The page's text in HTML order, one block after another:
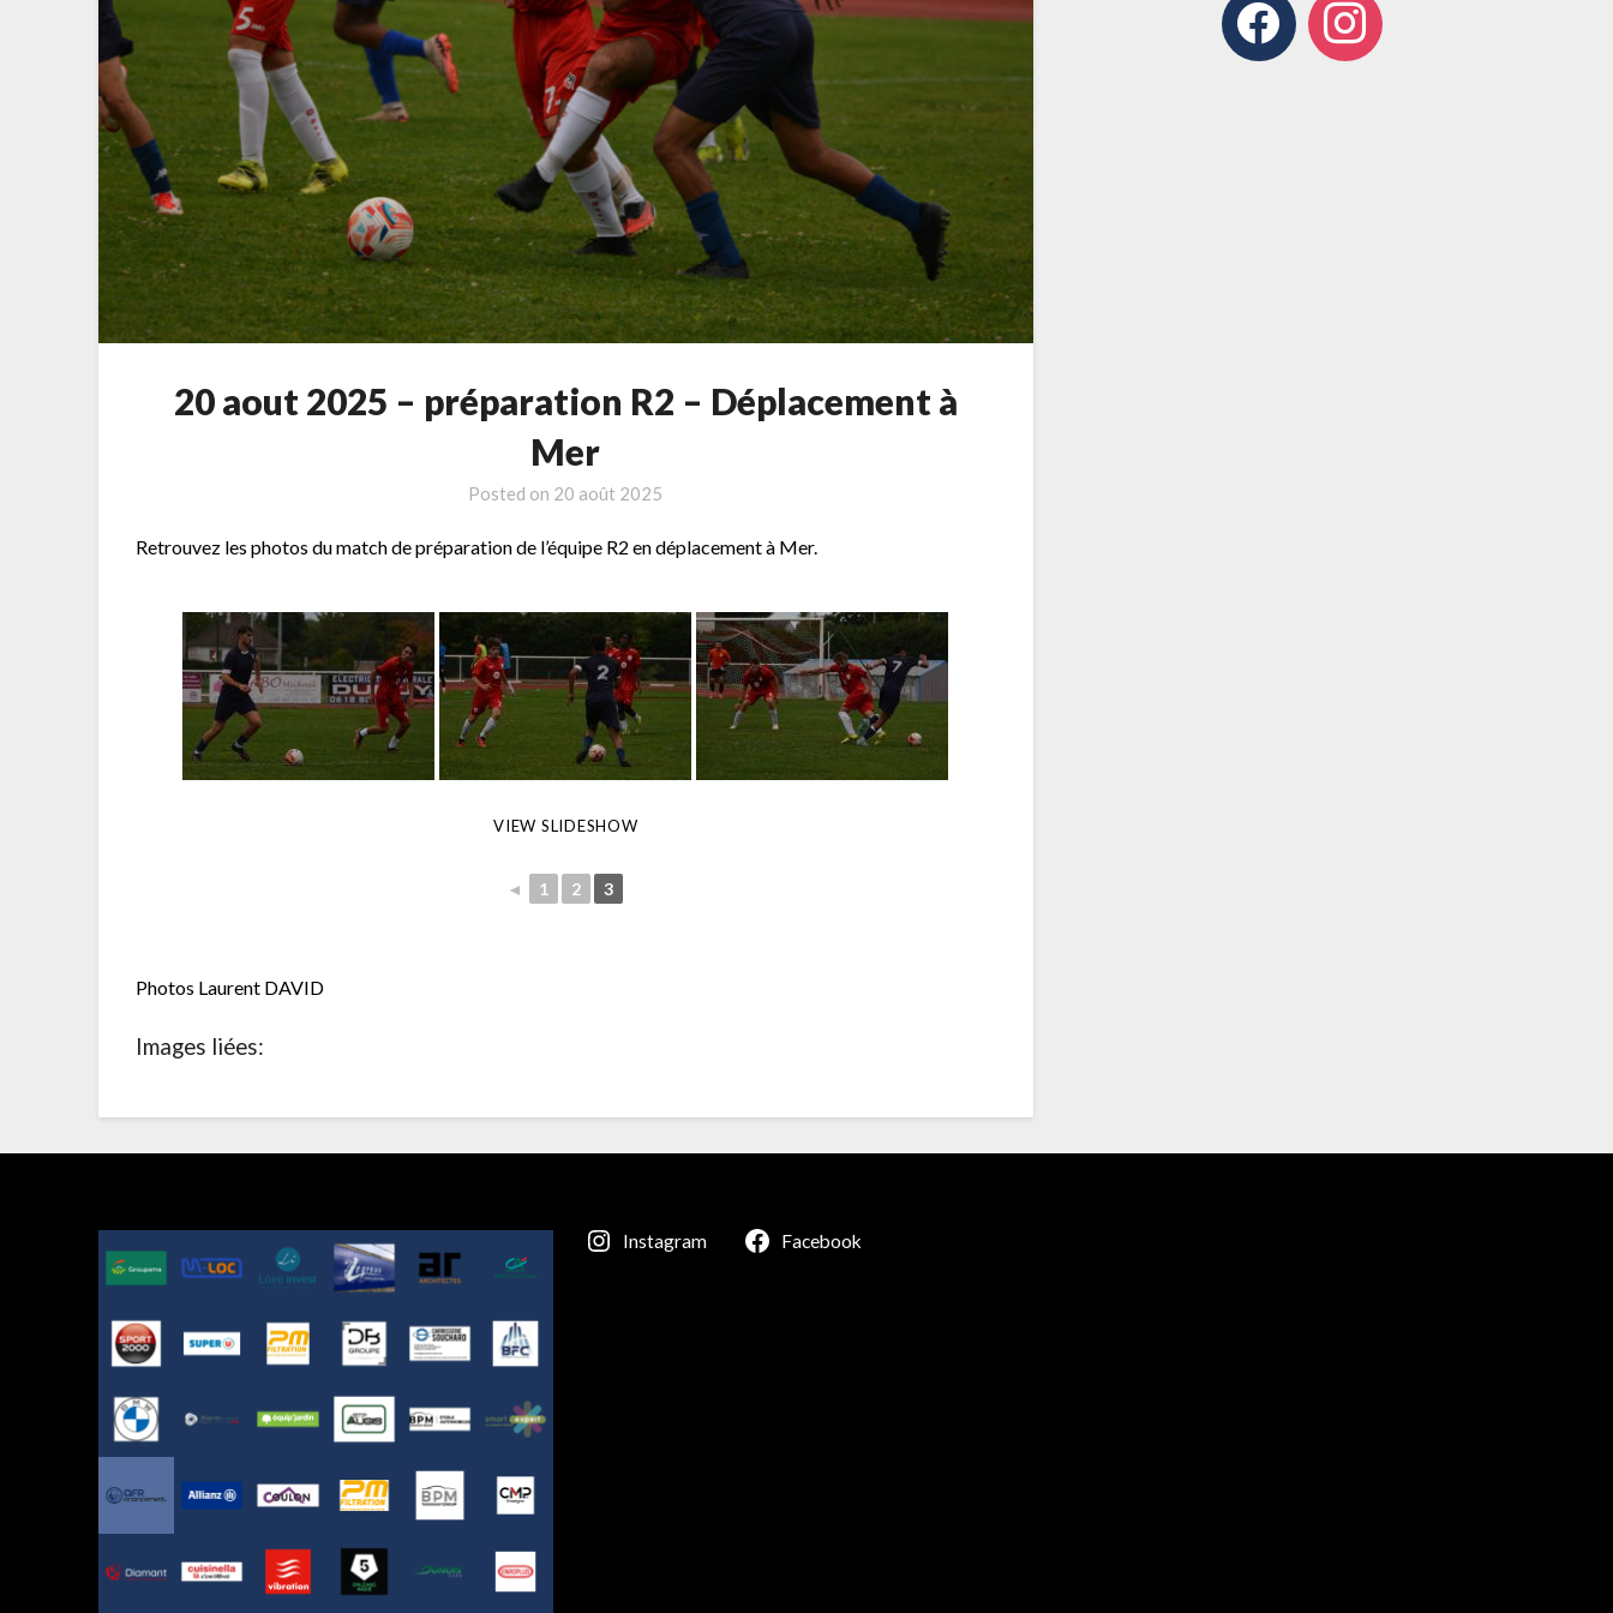
20 aout 2025 – préparation R2 – Déplacement à
Mer
Posted on 20 août 2025
Retrouvez les photos du match de préparation de l’équipe R2 en déplacement à Mer.
VIEW SLIDESHOW
◄ 1 2 3
Photos Laurent DAVID
Images liées:
Instagram Facebook